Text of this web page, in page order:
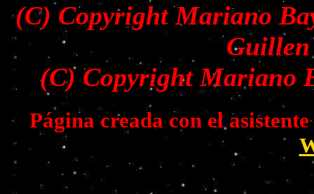
(C) Copyright Mariano
Guillen
(C) Copyright Mariano
Página creada con el